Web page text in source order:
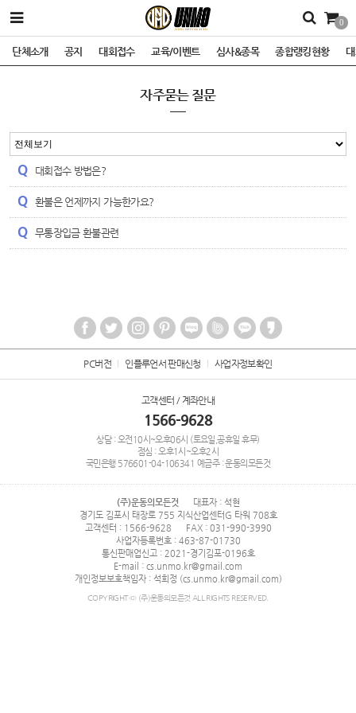
0
단체소개 공지 대회접수 교육/이벤트 심사&종목 종합랭킹현황
자주묻는 질문
대회접수 방법은?
환불은 언제까지 가능한가요?
무통장입금 환불관련
PC버전 인플루언서 판매신청 사업자정보확인
고객센터 / 계좌안내
1566-9628
상담 : 오전10시~오후06시 (토요일,공휴일 휴무)
점심 : 오후1시~오후2시
국민은행 576601-04-106341 예금주 : 운동의모든것
(주)운동의모든것
대표자 : 석현
경기도 김포시 태장로 755 지식산업센터G 타워 708호
고객센터 : 1566-9628
FAX : 031-990-3990
사업자등록번호 : 463-87-01730
통신판매업신고 : 2021-경기김포-0196호
E-mail : cs.unmo.kr@gmail.com
개인정보보호책임자 : 석희정 (cs.unmo.kr@gmail.com)
COPYRIGHT © (주)운동의모든것 ALL RIGHTS RESERVED.